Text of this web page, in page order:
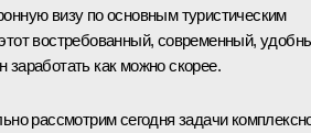
визу по основным туристическим
востребованный, современный,
заработать как можно скорее.
рассмотрим сегодня задачи